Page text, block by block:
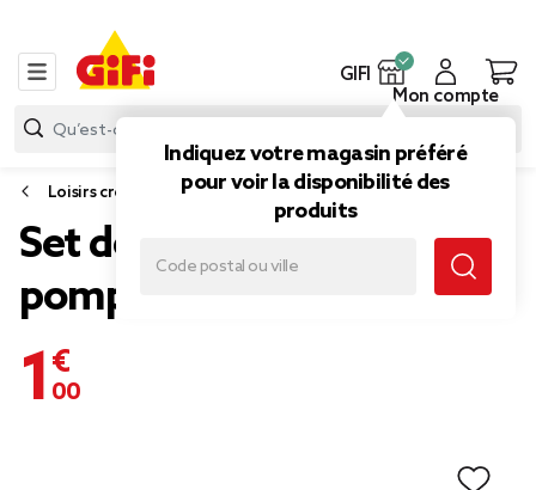
GIFI
Indiquez votre magasin préféré
pour voir la disponibilité des
produits
Mon compte
Loisirs créatifs
Set de création pour 4
pompons
1,00 €